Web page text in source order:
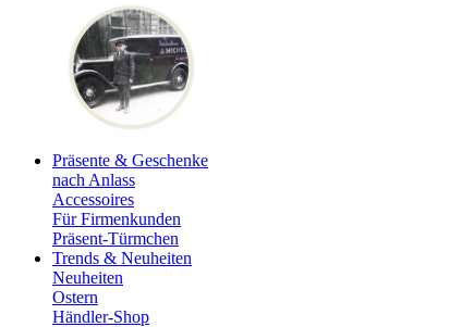
Präsente & Geschenke
nach Anlass
Accessoires
Für Firmenkunden
Präsent-Türmchen
Trends & Neuheiten
Neuheiten
Ostern
Händler-Shop